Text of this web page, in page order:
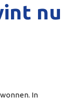
nu
In